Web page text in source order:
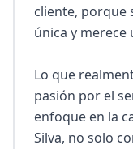
cliente, porque
única y
Lo que
pasión por el
enfoque en la
Silva, no solo